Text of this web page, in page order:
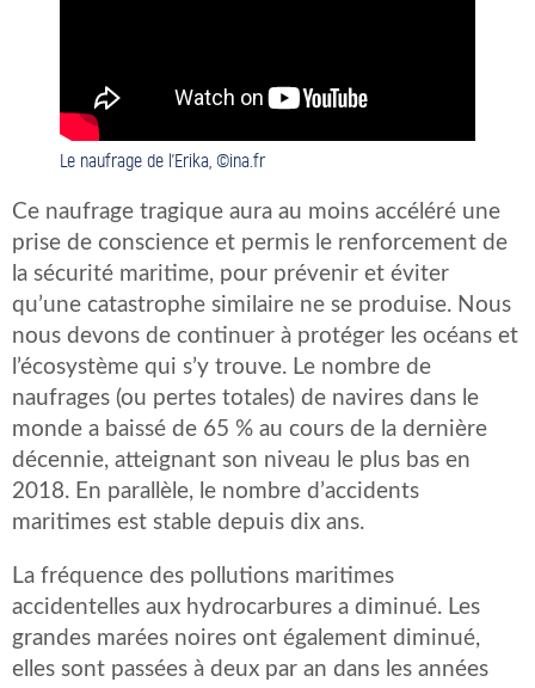
Le naufrage de l’Erika, ©ina.fr
Ce naufrage tragique aura au moins accéléré une
prise de conscience et permis le renforcement de
la sécurité maritime, pour prévenir et éviter
qu’une catastrophe similaire ne se produise. Nous
nous devons de continuer à protéger les océans et
l’écosystème qui s’y trouve. Le nombre de
naufrages (ou pertes totales) de navires dans le
monde a baissé de 65 % au cours de la dernière
décennie, atteignant son niveau le plus bas en
2018. En parallèle, le nombre d’accidents
maritimes est stable depuis dix ans.
La fréquence des pollutions maritimes
accidentelles aux hydrocarbures a diminué. Les
grandes marées noires ont également diminué,
elles sont passées à deux par an dans les années